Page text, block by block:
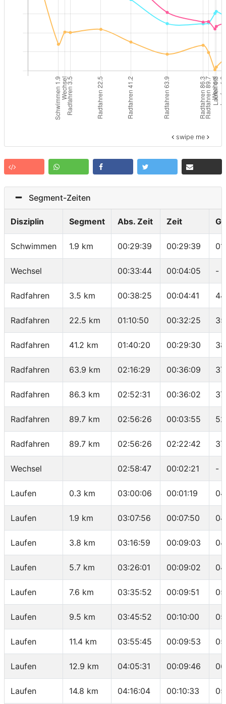
swipe me
Segment-Zeiten
Disziplin Segment Abs. Zeit Zeit
Schwimmen 1.9 km 00:29:39 00:29:39
Wechsel 00:33:44 00:04:05 -
Radfahren 3.5 km 00:38:25 00:04:41
Radfahren 22.5 km 01:10:50 00:32:25
Radfahren 41.2 km 01:40:20 00:29:30
Radfahren 63.9 km 02:16:29 00:36:09
Radfahren 86.3 km 02:52:31 00:36:02
Radfahren 89.7 km 02:56:26 00:03:55
Radfahren 89.7 km 02:56:26 02:22:42
Wechsel 02:58:47 00:02:21 -
Laufen 0.3 km 03:00:06 00:01:19
Laufen 1.9 km 03:07:56 00:07:50
Laufen 3.8 km 03:16:59 00:09:03
Laufen 5.7 km 03:26:01 00:09:02
Laufen 7.6 km 03:35:52 00:09:51
Laufen 9.5 km 03:45:52 00:10:00
Laufen 11.4 km 03:55:45 00:09:53
Laufen 12.9 km 04:05:31 00:09:46
Laufen 14.8 km 04:16:04 00:10:33